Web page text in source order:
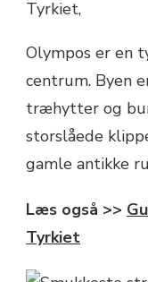
Olympos er en
centrum. Byen
træhytter og
storslåede
gamle antikke
Læs også >>
Tyrkiet